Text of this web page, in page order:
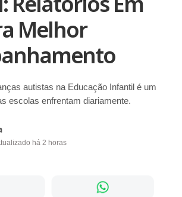
Melhor
autistas na Educação Infantil é um
escolas enfrentam diariamente.
há 2 horas